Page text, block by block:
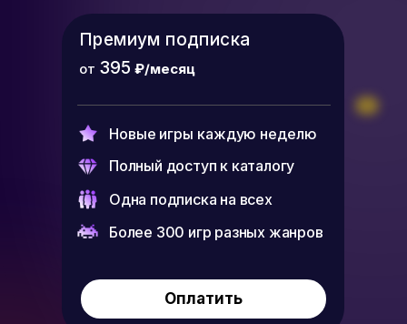
Новые игры каждую неделю
Полный доступ к каталогу
Одна подписка на всех
Более 300 игр разных жанров
от ₽/месяц
395
Премиум подписка
Оплатить